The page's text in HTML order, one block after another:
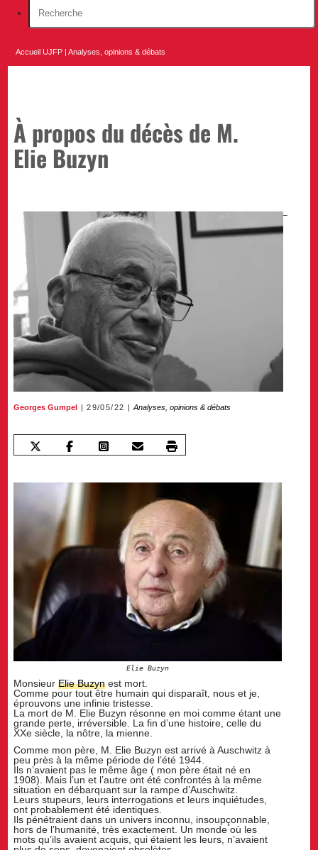
Accueil UJFP |Analyses, opinions & débats
À propos du décès de M.
Elie Buzyn
Georges Gumpel 29/05/22 Analyses, opinions & débats
Elie Buzyn
MonsieurElie Buzyn est mort.
Comme pour tout être humain qui disparaît, nous et je,
éprouvons une infinie tristesse.
La mort de M. Elie Buzyn résonne en moi comme étant une
grande perte, irréversible. La fin d’une histoire, celle du
XXe siècle, la nôtre, la mienne.
Comme mon père, M. Elie Buzyn est arrivé à Auschwitz à
peu près à la même période de l’été 1944.
Ils n’avaient pas le même âge ( mon père était né en
1908). Mais l’un et l’autre ont été confrontés à la même
situation en débarquant sur la rampe d’Auschwitz.
Leurs stupeurs, leurs interrogations et leurs inquiétudes,
ont probablement été identiques.
Ils pénétraient dans un univers inconnu, insoupçonnable,
hors de l’humanité, très exactement. Un monde où les
mots qu’ils avaient acquis, qui étaient les leurs, n’avaient